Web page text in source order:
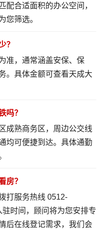
配合适面积的办公空间，
您筛选。
？
准，通常涵盖安保、保
。具体金额可查看天成大
吗？
成熟商务区，周边公交线
均可便捷到达。具体通勤
房？
打服务热线 0512-
时间，顾问将为您安排专
后在线登记需求，我们会